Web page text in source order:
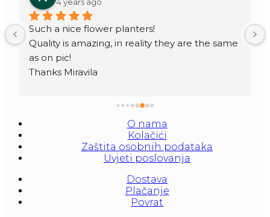
Such a nice flower planters!
Quality is amazing, in reality they are the same
as on pic!
Thanks Miravila
O nama
Kolačići
Zaštita osobnih podataka
Uvjeti poslovanja
Dostava
Plačanje
Povrat